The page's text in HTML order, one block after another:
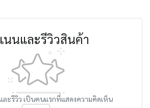
นนและรีวิวสินค้า
ละรีวิว เป็นคนแรกที่แสดงความคิดเห็น